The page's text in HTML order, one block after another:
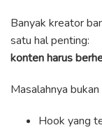
Banyak kreator
satu hal penting:
konten harus
Masalahnya
Hook yang